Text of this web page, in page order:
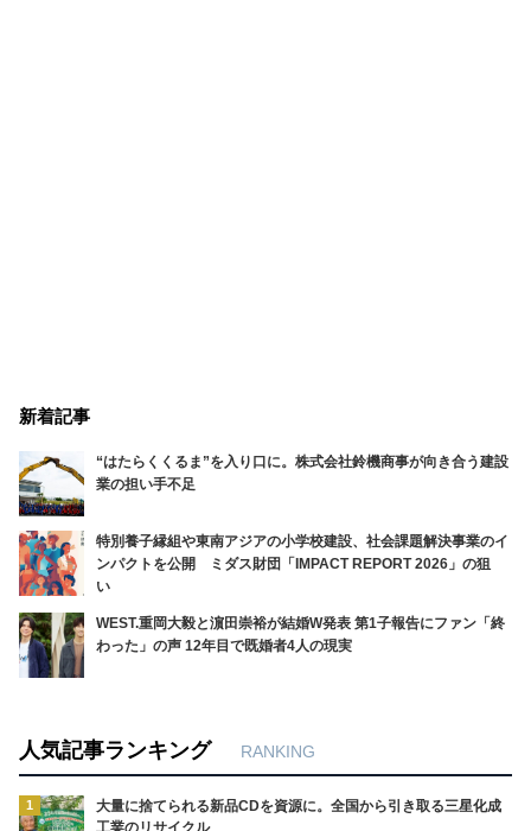
新着記事
“はたらくくるま”を入り口に。株式会社鈴機商事が向き合う建設
業の担い手不足
特別養子縁組や東南アジアの小学校建設、社会課題解決事業のイ
ンパクトを公開 ミダス財団「IMPACT REPORT 2026」の狙
い
WEST.重岡大毅と濵田崇裕が結婚W発表 第1子報告にファン「終
わった」の声 12年目で既婚者4人の現実
人気記事ランキング RANKING
1
大量に捨てられる新品CDを資源に。全国から引き取る三星化成
工業のリサイクル